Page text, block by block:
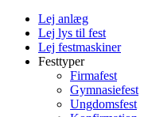
Lej anlæg
Lej lys til fest
Lej festmaskiner
Festtyper
Firmafest
Gymnasiefest
Ungdomsfest